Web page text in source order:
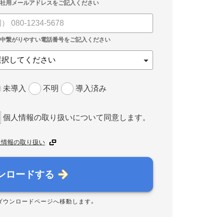
未導入 不明 導入済み
個人情報の取り扱いについて同意します。
報の取り扱い
ロードする
ウンロードページへ移動します。